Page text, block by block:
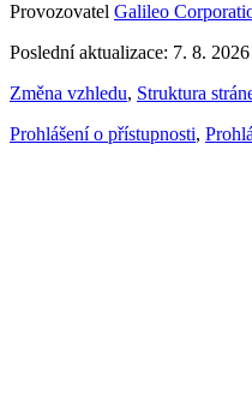
Provozovatel Galileo
Poslední aktualizace: 7. 8. 2026
Změna vzhledu, Struktura
Prohlášení o přístupnosti,